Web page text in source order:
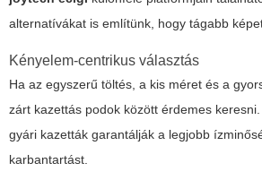
alternatívákat is említünk, hogy tágabb
Kényelem-centrikus választás
Ha az egyszerű töltés, a kis méret és a
zárt kazettás podok között érdemes
gyári kazetták garantálják a legjobb
karbantartást.